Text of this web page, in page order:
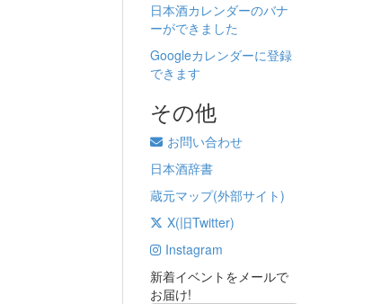
日本酒カレンダーのバナ
ーができました
Googleカレンダーに登録
できます
その他
お問い合わせ
日本酒辞書
蔵元マップ(外部サイト)
X(旧Twitter)
Instagram
新着イベントをメールで
お届け!